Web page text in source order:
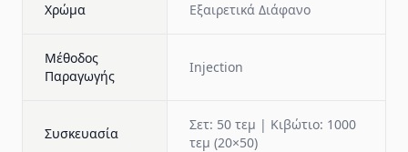
Χρώμα Εξαιρετικά Διάφανο
Μέθοδος
Παραγωγής
Injection
Συσκευασία
Σετ: 50 τεμ | Κιβώτιο: 1000
τεμ (20×50)